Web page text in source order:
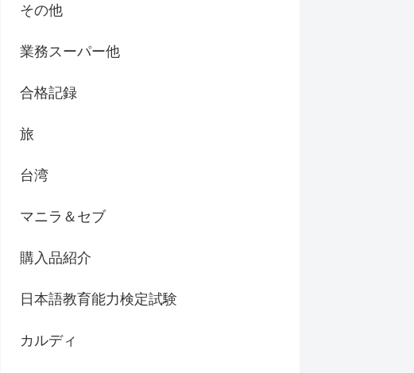
その他
業務スーパー他
合格記録
旅
台湾
マニラ＆セブ
購入品紹介
日本語教育能力検定試験
カルディ